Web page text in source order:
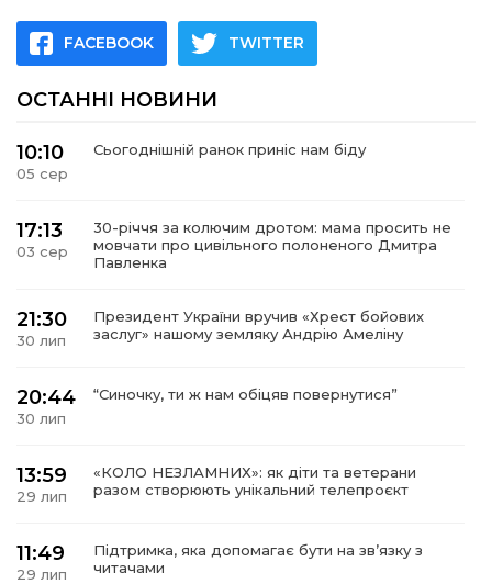
FACEBOOK TWITTER
ОСТАННІ НОВИНИ
10:10
05 сер
Сьогоднішній ранок приніс нам біду
17:13
03 сер
30-річчя за колючим дротом: мама просить не
мовчати про цивільного полоненого Дмитра
Павленка
21:30
30 лип
Президент України вручив «Хрест бойових
заслуг» нашому земляку Андрію Амеліну
20:44
30 лип
“Синочку, ти ж нам обіцяв повернутися”
13:59
29 лип
«КОЛО НЕЗЛАМНИХ»: як діти та ветерани
разом створюють унікальний телепроєкт
11:49
29 лип
Підтримка, яка допомагає бути на зв’язку з
читачами